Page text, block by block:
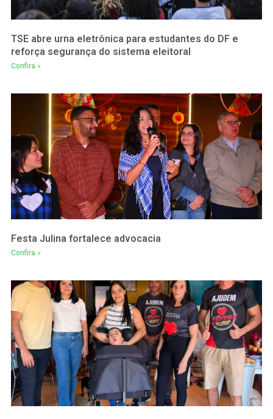
TSE abre urna eletrônica para estudantes do DF e
reforça segurança do sistema eleitoral
Confira »
Festa Julina fortalece advocacia
Confira »